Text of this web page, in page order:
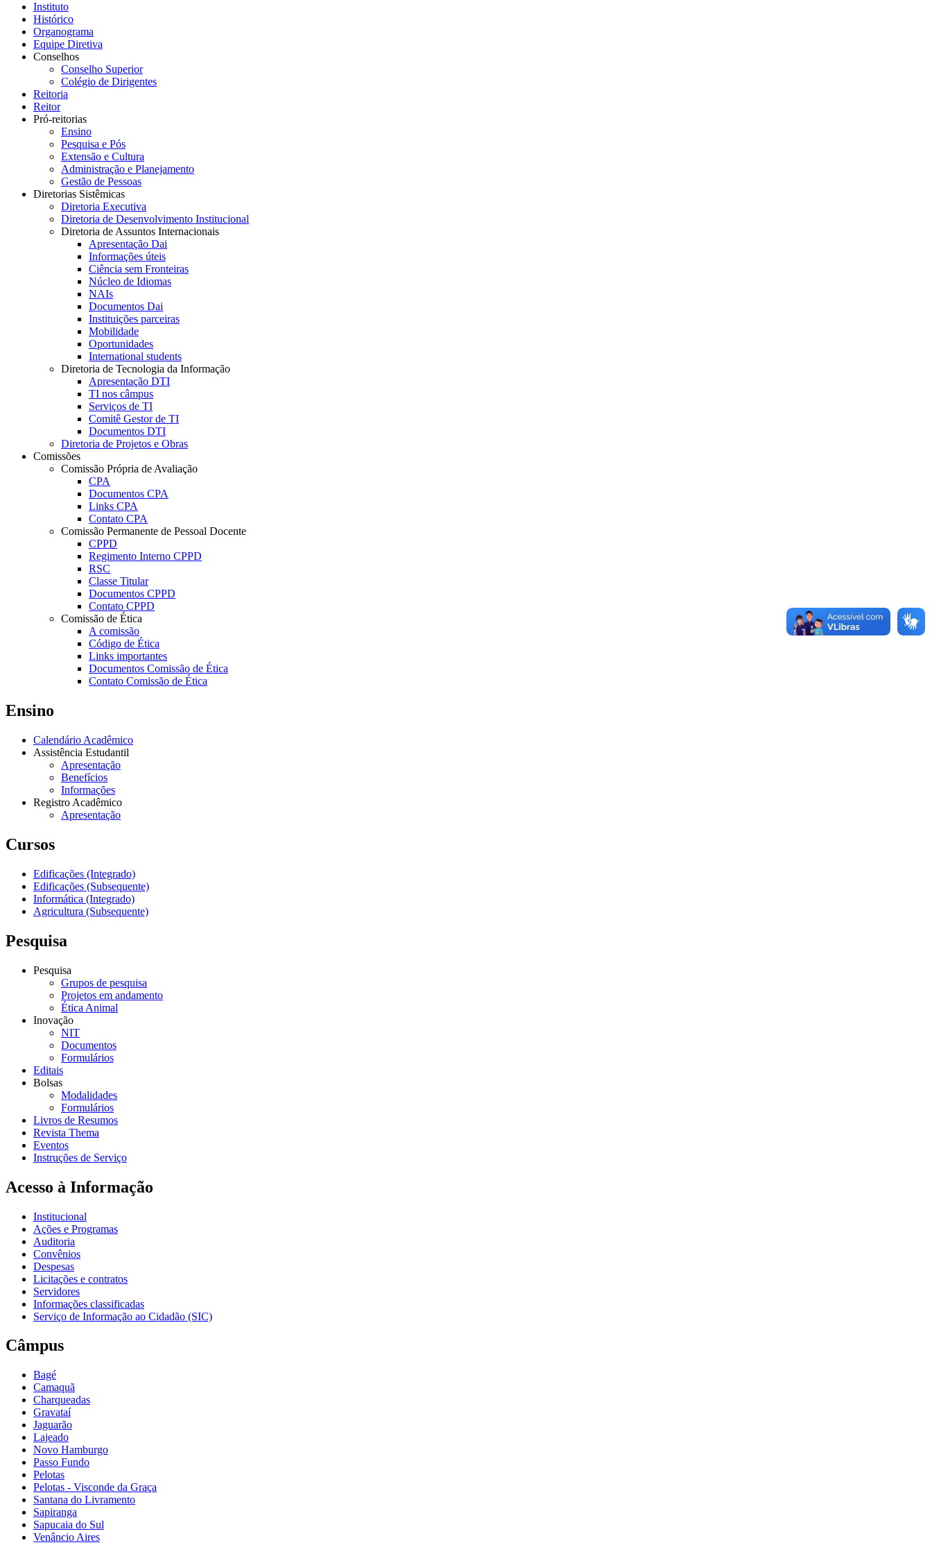
Instituto
Histórico
Organograma
Equipe Diretiva
Conselhos
Conselho Superior
Colégio de Dirigentes
Reitoria
Reitor
Pró-reitorias
Ensino
Pesquisa e Pós
Extensão e Cultura
Administração e Planejamento
Gestão de Pessoas
Diretorias Sistêmicas
Diretoria Executiva
Diretoria de Desenvolvimento Institucional
Diretoria de Assuntos Internacionais
Apresentação Dai
Informações úteis
Ciência sem Fronteiras
Núcleo de Idiomas
NAIs
Documentos Dai
Instituições parceiras
Mobilidade
Oportunidades
International students
Diretoria de Tecnologia da Informação
Apresentação DTI
TI nos câmpus
Serviços de TI
Comitê Gestor de TI
Documentos DTI
Diretoria de Projetos e Obras
Comissões
Comissão Própria de Avaliação
CPA
Documentos CPA
Links CPA
Contato CPA
Comissão Permanente de Pessoal Docente
CPPD
Regimento Interno CPPD
RSC
Classe Titular
Documentos CPPD
Contato CPPD
Comissão de Ética
A comissão
Código de Ética
Links importantes
Documentos Comissão de Ética
Contato Comissão de Ética
Ensino
Calendário Acadêmico
Assistência Estudantil
Apresentação
Benefícios
Informações
Registro Acadêmico
Apresentação
Cursos
Edificações (Integrado)
Edificações (Subsequente)
Informática (Integrado)
Agricultura (Subsequente)
Pesquisa
Pesquisa
Grupos de pesquisa
Projetos em andamento
Ética Animal
Inovação
NIT
Documentos
Formulários
Editais
Bolsas
Modalidades
Formulários
Livros de Resumos
Revista Thema
Eventos
Instruções de Serviço
Acesso à Informação
Institucional
Ações e Programas
Auditoria
Convênios
Despesas
Licitações e contratos
Servidores
Informações classificadas
Serviço de Informação ao Cidadão (SIC)
Câmpus
Bagé
Camaquã
Charqueadas
Gravataí
Jaguarão
Lajeado
Novo Hamburgo
Passo Fundo
Pelotas
Pelotas - Visconde da Graça
Santana do Livramento
Sapiranga
Sapucaia do Sul
Venâncio Aires